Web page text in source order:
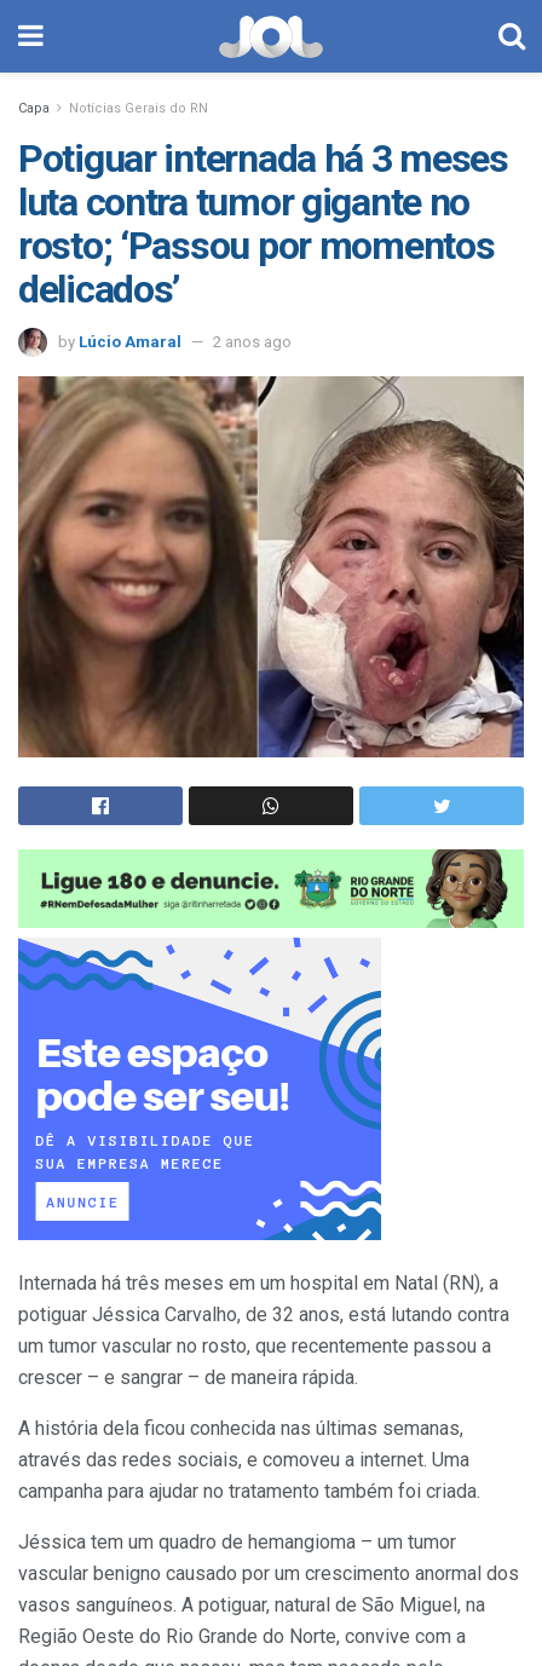
Capa Notícias Gerais do RN
Potiguar internada há 3 meses
luta contra tumor gigante no
rosto; ‘Passou por momentos
delicados’
by Lúcio Amaral 2 anos ago
Internada há três meses em um hospital em Natal (RN), a
potiguar Jéssica Carvalho, de 32 anos, está lutando contra
um tumor vascular no rosto, que recentemente passou a
crescer – e sangrar – de maneira rápida.
A história dela ficou conhecida nas últimas semanas,
através das redes sociais, e comoveu a internet. Uma
campanha para ajudar no tratamento também foi criada.
Jéssica tem um quadro de hemangioma – um tumor
vascular benigno causado por um crescimento anormal dos
vasos sanguíneos. A potiguar, natural de São Miguel, na
Região Oeste do Rio Grande do Norte, convive com a